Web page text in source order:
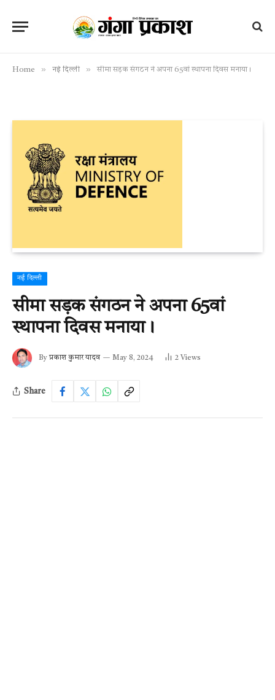
Home » नई दिल्ली » सीमा सड़क संगठन ने अपना 65वां स्थापना दिवस मनाया।
नई दिल्ली
सीमा सड़क संगठन ने अपना 65वां
स्थापना दिवस मनाया।
By प्रकाश कुमार यादव May 8, 2024 2 Views
Share